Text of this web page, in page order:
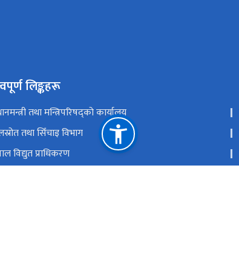
लिङ्कहरू
तथा मन्त्रिपरिषद्को कार्यालय
तथा सिँचाइ विभाग
विद्युत प्राधिकरण